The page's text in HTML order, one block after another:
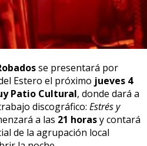
se presentará por
Estero el próximo jueves 4
Patio Cultural, donde dará a
discográfico: Estrés y
a las 21 horasy contará
de la agrupación local